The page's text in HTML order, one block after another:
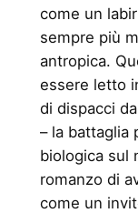
come un
sempre più
antropica.
essere letto
di dispacci
– la battaglia
biologica sul
romanzo di
come un